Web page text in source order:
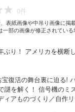
0件
表紙画像や中吊り画像に掲
一部の画像が修正されてい
ぶり！ アメリカを横断
復活の舞台裏に迫る!
謎を解く！ 信号機のミ
ィアものづくり／自作